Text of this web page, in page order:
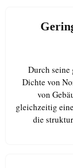
Durch
Dichte von
von
gleichzeitig
die